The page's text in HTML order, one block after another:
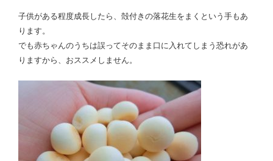
子供がある程度成長したら、殻付きの落花生をまくという手もあ
ります。
でも赤ちゃんのうちは誤ってそのまま口に入れてしまう恐れがあ
りますから、おススメしません。